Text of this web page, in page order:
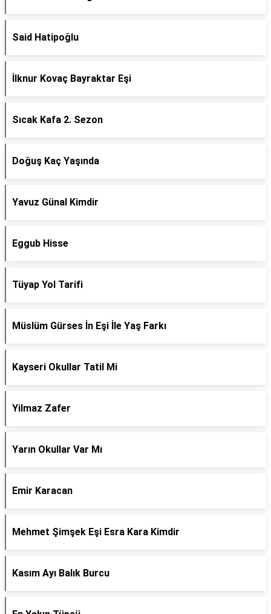
Said Hatipoğlu
İlknur Kovaç Bayraktar Eşi
Sıcak Kafa 2. Sezon
Doğuş Kaç Yaşında
Yavuz Günal Kimdir
Eggub Hisse
Tüyap Yol Tarifi
Müslüm Gürses İn Eşi İle Yaş Farkı
Kayseri Okullar Tatil Mi
Yilmaz Zafer
Yarın Okullar Var Mı
Emir Karacan
Mehmet Şimşek Eşi Esra Kara Kimdir
Kasım Ayı Balık Burcu